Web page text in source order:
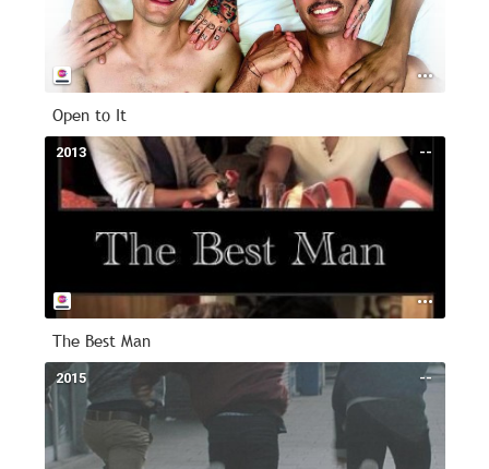
Open to It
--
2013
The Best Man
--
2015